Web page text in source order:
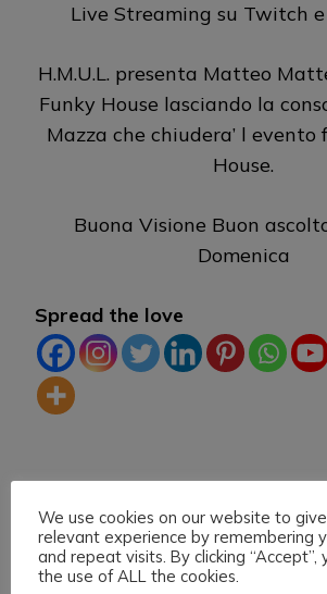
Live Streaming su Twitch
H.M.U.L. presenta Matteo
Funky House lasciando la
Mazza che chiudera’ l evento
House.
Buona Visione Buon
Domenica
Spread the love
We use cookies on our website to
relevant experience by remembering
and repeat visits. By clicking “Accept”,
the use of ALL the cookies.